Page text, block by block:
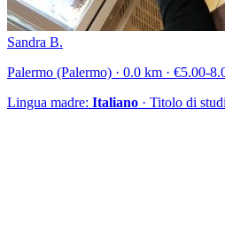
Sandra B.
Palermo (Palermo) · 0.0 km · €5.00-
Lingua madre: Italiano · Titolo di